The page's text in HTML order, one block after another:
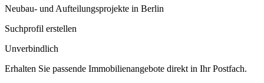
Neubau- und Aufteilungsprojekte in Berlin
Suchprofil erstellen
Unverbindlich
Erhalten Sie passende Immobilienangebote direkt in Ihr Postfach.